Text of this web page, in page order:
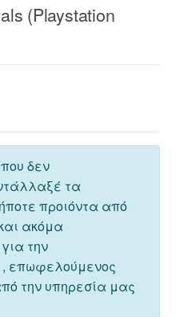
(Playstation
δεν
τα
προιόντα από
ακόμα
την
επωφελούμενος
την υπηρεσία μας